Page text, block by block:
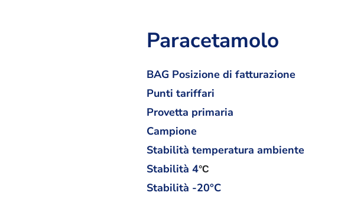
Paracetamolo
BAG Posizione di fatturazione
Punti tariffari
Provetta primaria
Campione
Stabilità temperatura ambiente
Stabilità 4°C
Stabilità -20°C